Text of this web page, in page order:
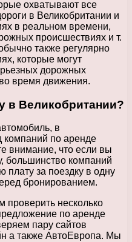
охватывают все
в Великобритании и
в реальном времени,
происшествиях и т.
также регулярно
которые могут
дорожных
время движения.
в Великобритании?
в
компаний по аренде
внимание, что если вы
большинство компаний
плату за поездку в одну
бронированием.
несколько
по аренде
пару сайтов
а также АвтоЕвропа. Мы